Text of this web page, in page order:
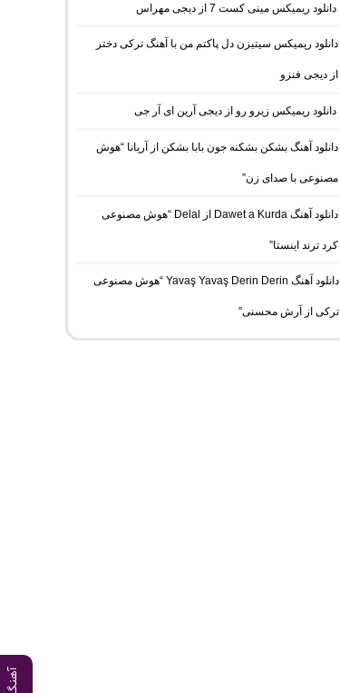
دانلود ریمیکس مینی کست 7 از دیجی مهراس
دانلود ریمیکس سیتیزن دل پاکتم من با آهنگ ترکی دختر
از دیجی فنزو
دانلود ریمیکس زیرو رو از دیجی آرین ای آر جی
دانلود آهنگ بشکن بشکنه جون بابا بشکن از آریانا “هوش
مصنوعی با صدای زن”
دانلود آهنگ Dawet a Kurda از Delal “هوش مصنوعی
کرد ترند اینستا”
دانلود آهنگ Yavaş Yavaş Derin Derin “هوش مصنوعی
ترکی از آرش محسنی”